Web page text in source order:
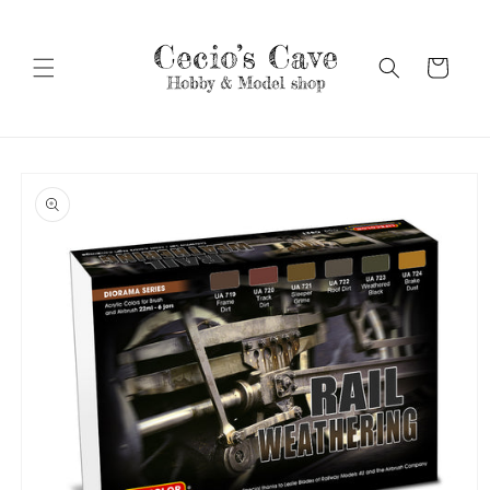
Carrello
informazioni
sul prodotto